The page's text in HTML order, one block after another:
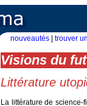
nouveautés trouver
Visions du
Littérature
La littérature de science-